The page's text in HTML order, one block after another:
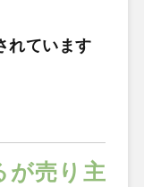
れています
が売り主